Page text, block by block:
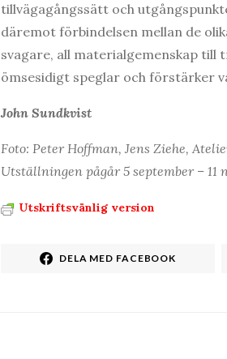
tillvägagångssätt och
däremot förbindelsen mellan de
svagare, all materialgemenskap till
ömsesidigt speglar och förstärker
John Sundkvist
Foto: Peter Hoffman, Jens Ziehe,
Utställningen pågår 5 september – 11
Utskriftsvänlig version
DELA MED FACEBOOK